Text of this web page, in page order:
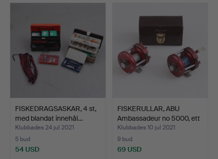
FISKEDRAGSASKAR, 4 st,
med blandat innehål…
Klubbades 24 jul 2021
5 bud
54 USD
FISKERULLAR, ABU
Ambassadeur no 5000, ett
…
Klubbades 10 jul 2021
9 bud
69 USD